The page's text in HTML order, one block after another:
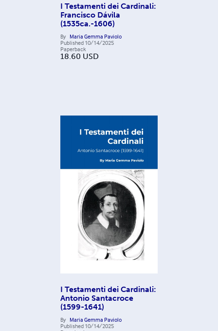
I Testamenti dei Cardinali:
Francisco Dávila
(1535ca.-1606)
By Maria Gemma Paviolo
Published 10/14/2025
Paperback
18.60 USD
I Testamenti dei Cardinali:
Antonio Santacroce
(1599-1641)
By Maria Gemma Paviolo
Published 10/14/2025